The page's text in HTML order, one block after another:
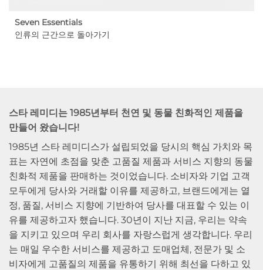
Seven Essentials
인류의 근간으로 돌아가기
스타 레미디는 1985년부터 천연 및 동물 친화적인 제품을
만들어 왔습니다!
1985년 스타 레미디스가 설립되었을 당시의 핵심 가치와 목
표는 자연에 초점을 맞춘 고품질 제품과 서비스 지향의 동물
친화적 제품을 판매하는 것이었습니다. 소비자와 기업 고객
모두에게 당사와 거래할 이유를 제공하고, 브랜드에게는 열
정, 품질, 서비스 지향에 기반하여 당사를 대표할 수 있는 이
유를 제공하고자 했습니다. 30년이 지난 지금, 우리는 약속
을 지키고 있으며 우리 회사를 자랑스럽게 생각합니다. 우리
는 매일 우수한 서비스를 제공하고 도매업체, 전문가 및 소
비자에게 고품질의 제품을 유통하기 위해 최선을 다하고 있